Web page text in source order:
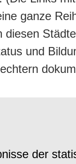
ganze
diesen
und
der